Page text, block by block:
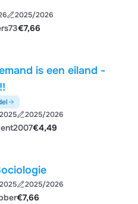
2025/2026
€7,66
is een eiland -
2025/2026
€4,49
- Sociologie
2025/2026
€7,66